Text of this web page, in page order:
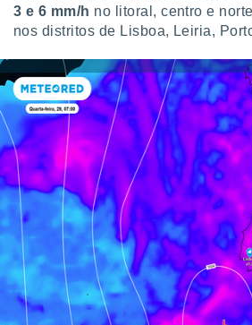
Pode
de
ao
através
nós e
3 e 6 mm/h no litoral, centro e
nos distritos de Lisboa, Leiria,